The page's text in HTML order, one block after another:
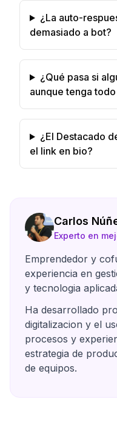
¿La auto-
demasiado a bot?
¿Qué pasa si
aunque tenga
¿El Destacado
el link en bio?
Carlos
Experto en
Emprendedor y
experiencia en
y tecnologia
Ha desarrollado
digitalizacion y el
procesos y
estrategia de
de equipos.